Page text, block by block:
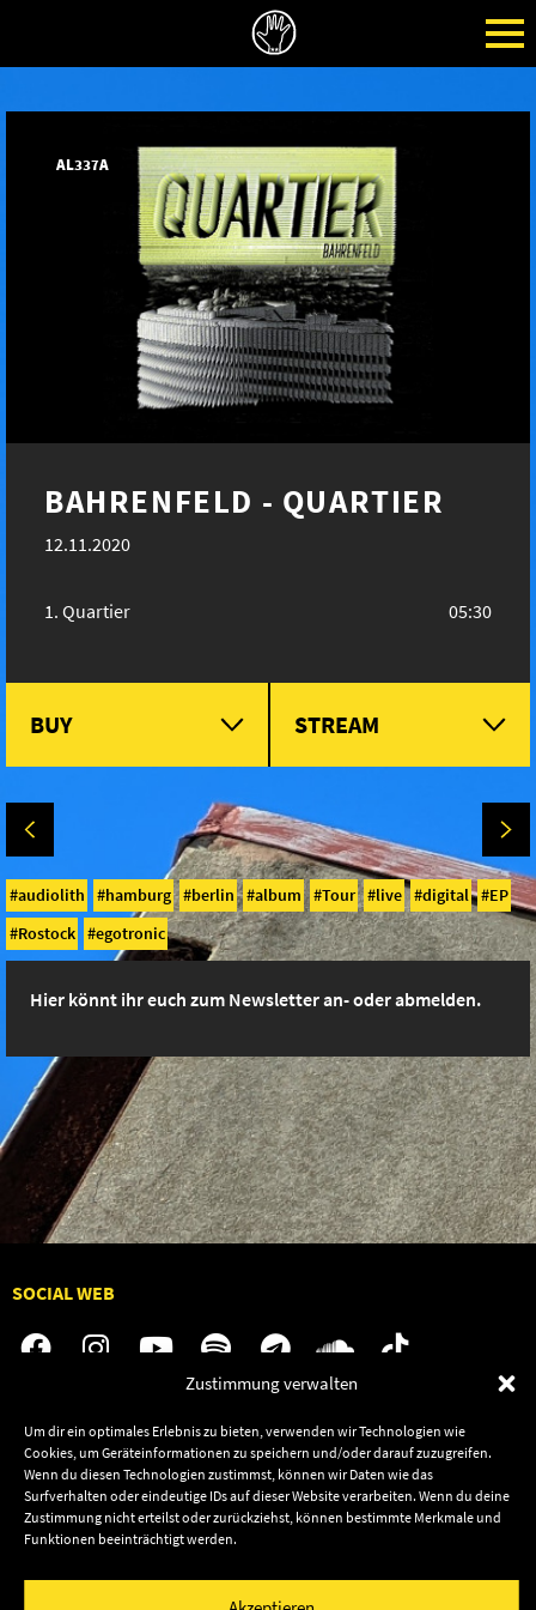
Zustimmung verwalten
Um dir ein optimales Erlebnis zu bieten, verwenden wir Technologien wie
Cookies, um Geräteinformationen zu speichern und/oder darauf zuzugreifen.
Wenn du diesen Technologien zustimmst, können wir Daten wie das
Surfverhalten oder eindeutige IDs auf dieser Website verarbeiten. Wenn du deine
Zustimmung nicht erteilst oder zurückziehst, können bestimmte Merkmale und
Funktionen beeinträchtigt werden.
AL337A
BAHRENFELD - QUARTIER
12.11.2020
Quartier 05:30
BUY STREAM
audiolith hamburg berlin album Tour live digital
EP
Rostock
egotronic
Hier könnt ihr euch zum Newsletter an- oder abmelden.
SOCIAL WEB
Audiolith
News
Artists
Releases
Jobs
Kontakt
Termine
Shop
Newsletter